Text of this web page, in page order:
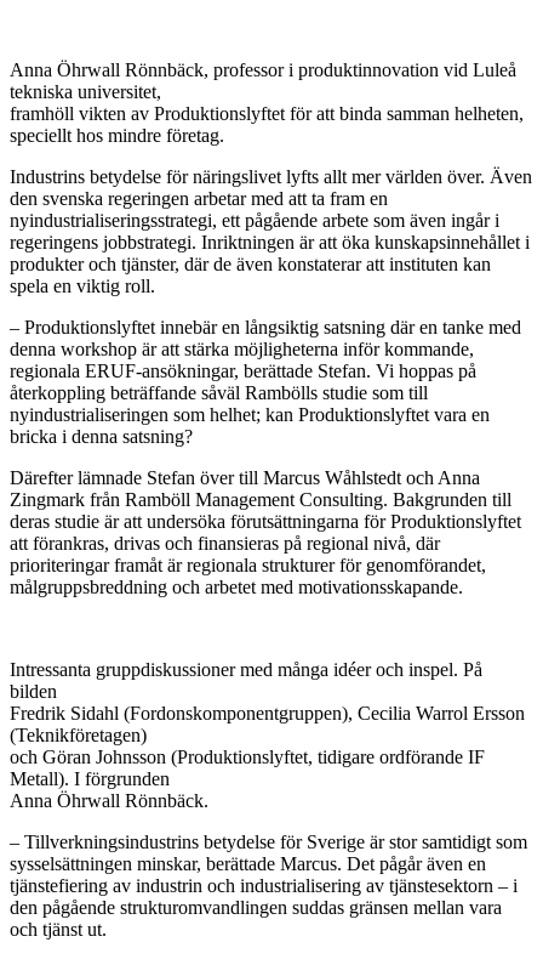
Anna Öhrwall Rönnbäck, professor i produktinnovation vid Luleå
tekniska universitet,
framhöll vikten av Produktionslyftet för att binda samman helheten,
speciellt hos mindre företag.
Industrins betydelse för näringslivet lyfts allt mer världen över. Även
den svenska regeringen arbetar med att ta fram en
nyindustrialiseringsstrategi, ett pågående arbete som även ingår i
regeringens jobbstrategi. Inriktningen är att öka kunskapsinnehållet i
produkter och tjänster, där de även konstaterar att instituten kan
spela en viktig roll.
– Produktionslyftet innebär en långsiktig satsning där en tanke med
denna workshop är att stärka möjligheterna inför kommande,
regionala ERUF-ansökningar, berättade Stefan. Vi hoppas på
återkoppling beträffande såväl Rambölls studie som till
nyindustrialiseringen som helhet; kan Produktionslyftet vara en
bricka i denna satsning?
Därefter lämnade Stefan över till Marcus Wåhlstedt och Anna
Zingmark från Ramböll Management Consulting. Bakgrunden till
deras studie är att undersöka förutsättningarna för Produktionslyftet
att förankras, drivas och finansieras på regional nivå, där
prioriteringar framåt är regionala strukturer för genomförandet,
målgruppsbreddning och arbetet med motivationsskapande.
Intressanta gruppdiskussioner med många idéer och inspel. På
bilden
Fredrik Sidahl (Fordonskomponentgruppen), Cecilia Warrol Ersson
(Teknikföretagen)
och Göran Johnsson (Produktionslyftet, tidigare ordförande IF
Metall). I förgrunden
Anna Öhrwall Rönnbäck.
– Tillverkningsindustrins betydelse för Sverige är stor samtidigt som
sysselsättningen minskar, berättade Marcus. Det pågår även en
tjänstefiering av industrin och industrialisering av tjänstesektorn – i
den pågående strukturomvandlingen suddas gränsen mellan vara
och tjänst ut.